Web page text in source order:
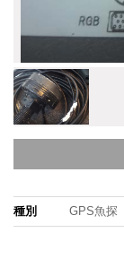
種別 GPS魚探